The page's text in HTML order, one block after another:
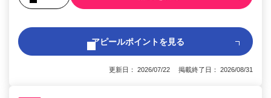
アピールポイントを見る
更新日： 2026/07/22 掲載終了日： 2026/08/31